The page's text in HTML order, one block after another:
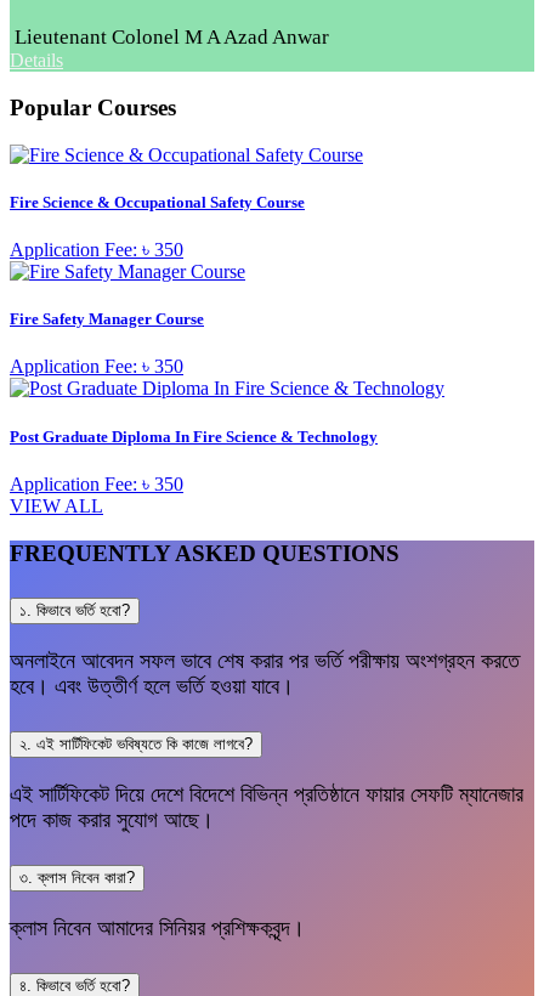
Lieutenant Colonel M A Azad Anwar
Details
Popular Courses
Fire Science & Occupational Safety Course
Application Fee: ৳ 350
Fire Safety Manager Course
Application Fee: ৳ 350
Post Graduate Diploma In Fire Science & Technology
Application Fee: ৳ 350
VIEW ALL
FREQUENTLY ASKED QUESTIONS
১. কিভাবে ভর্তি হবো?
অনলাইনে আবেদন সফল ভাবে শেষ করার পর ভর্তি পরীক্ষায় অংশগ্রহন করতে
হবে। এবং উত্তীর্ণ হলে ভর্তি হওয়া যাবে।
২. এই সার্টিফিকেট ভবিষ্যতে কি কাজে লাগবে?
এই সার্টিফিকেট দিয়ে দেশে বিদেশে বিভিন্ন প্রতিষ্ঠানে ফায়ার সেফটি ম্যানেজার
পদে কাজ করার সুযোগ আছে।
৩. ক্লাস নিবেন কারা?
ক্লাস নিবেন আমাদের সিনিয়র প্রশিক্ষকবৃন্দ।
৪. কিভাবে ভর্তি হবো?